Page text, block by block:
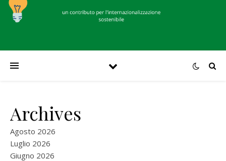
Archives
Agosto 2026
Luglio 2026
Giugno 2026